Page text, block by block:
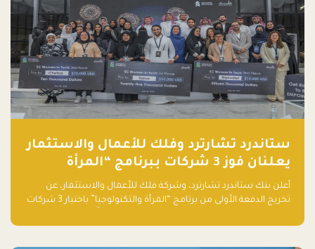
ستاندرد تشارترد وفلك للأعمال والاستثمار
يعلنان فوز 3 شركات ببرنامج “المرأة
والتكنولوجيا”
أعلن بنك ستاندرد تشارترد، وشركة فلك للأعمال والاستثمار، عن
تخريج الدفعة الأولى من برنامج “المرأة والتكنولوجيا” باختيار 3 شركات
الأعمال، اللواتي خضعن لبرنامج حاضنة مدته 8 أسابيع، أفكاراً مبتكرة